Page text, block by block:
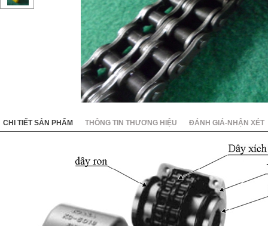
CHI TIẾT SẢN PHẨM THÔNG TIN THƯƠNG HIỆU ĐÁNH GIÁ-NHẬN XÉT